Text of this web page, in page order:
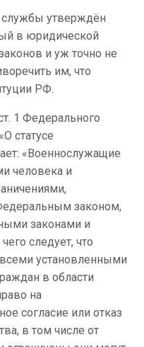
службы утверждён
в юридической
и уж точно не
им, что
РФ.
1 Федерального
статусе
«Военнослужащие
человека и
законом,
законами и
следует, что
установленными
в области
на
согласие или отказ
в том числе от